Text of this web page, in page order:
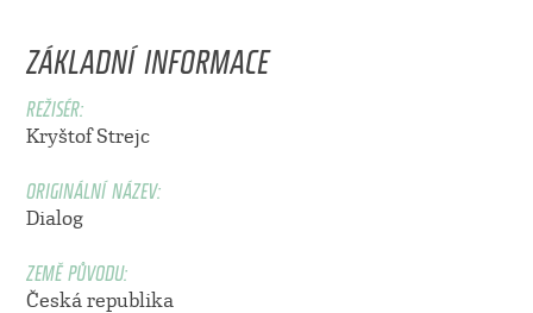
ZÁKLADNÍ INFORMACE
REŽISÉR:
Kryštof Strejc
ORIGINÁLNÍ NÁZEV:
Dialog
ZEMĚ PŮVODU:
Česká republika